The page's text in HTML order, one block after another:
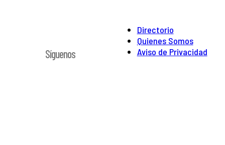
Directorio
Quienes Somos
Aviso de Privacidad
Síguenos